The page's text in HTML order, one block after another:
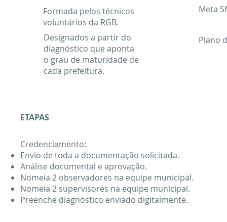
Formada pelos técnicos
voluntários da RGB.
Designados a partir do
diagnóstico que aponta
o grau de maturidade de
cada prefeitura.
Plano
Meta
ETAPAS
Credenciamento:
Envio de toda a documentação solicitada.
Análise documental e aprovação.
Nomeia 2 observadores na equipe municipal.
Nomeia 2 supervisores na equipe municipal.
Preenche diagnóstico enviado digitalmente.